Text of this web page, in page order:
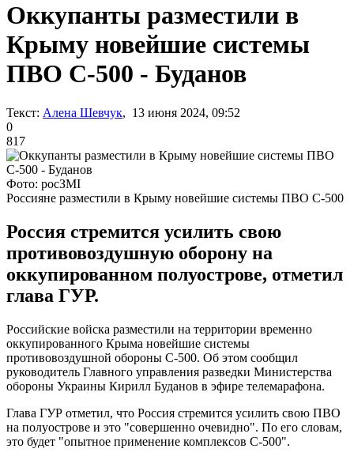
Оккупанты разместили в
Крыму новейшие системы
ПВО С-500 - Буданов
Текст: Алена Шевчук, 13 июня 2024, 09:52
0
817
Фото: росЗМІ
Россияне разместили в Крыму новейшие системы ПВО С-500
Россия стремится усилить свою
противовоздушную оборону на
оккупированном полуострове, отметил
глава ГУР.
Российские войска разместили на территории временно
оккупированного Крыма новейшие системы
противовоздушной обороны С-500. Об этом сообщил
руководитель Главного управления разведки Министерства
обороны Украины Кирилл Буданов в эфире телемарафона.
Глава ГУР отметил, что Россия стремится усилить свою ПВО
на полуострове и это "совершенно очевидно". По его словам,
это будет "опытное применение комплексов С-500".